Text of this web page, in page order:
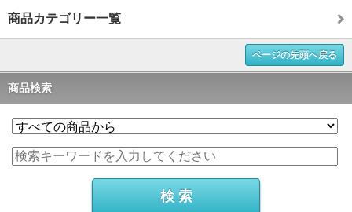
商品カテゴリー一覧
ページの先頭へ戻る
商品検索